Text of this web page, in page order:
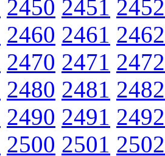
2450 2451 2452
2460 2461 2462
2470 2471 2472
2480 2481 2482
2490 2491 2492
2500 2501 2502